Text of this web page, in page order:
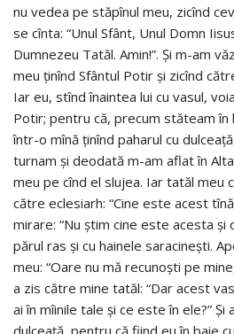
nu vedea pe stăpînul meu, zicînd
se cînta: “Unul Sfânt, Unul Domn
Dumnezeu Tatăl. Amin!”. Şi m-am
meu ţinînd Sfântul Potir şi zicînd
Iar eu, stînd înaintea lui cu vasul,
Potir; pentru că, precum stăteam în
într-o mînă ţinînd paharul cu
turnam şi deodată m-am aflat în
meu pe cînd el slujea. Iar tatăl meu
către eclesiarh: “Cine este acest
mirare: “Nu ştim cine este acesta şi
părul ras şi cu hainele saracineşti.
meu: “Oare nu mă recunoşti pe
a zis către mine tatăl: “Dar acest
ai în mîinile tale şi ce este în ele?” Şi
dulceaţă, pentru că fiind eu în baie